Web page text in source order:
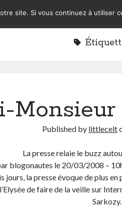
Published by littlecelt
La presse relaie le buzz
blogonautes le 20/03/2008 –
jours, la presse évoque de plus
de faire de la veille sur
Sarkozy.
site. Si vous continuez à